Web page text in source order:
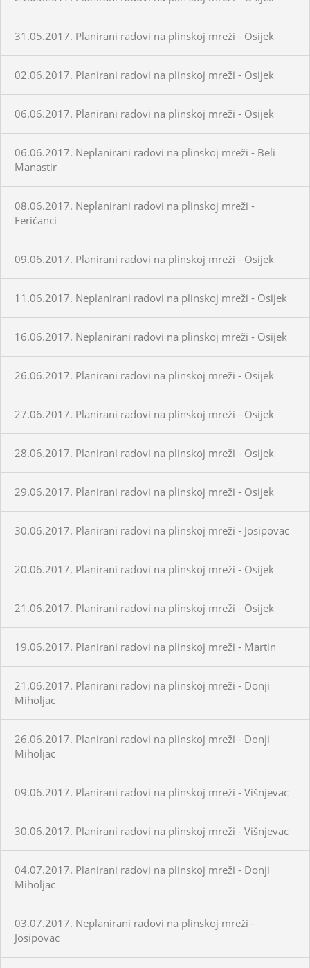
31.05.2017. Planirani radovi na plinskoj mreži - Osijek
02.06.2017. Planirani radovi na plinskoj mreži - Osijek
06.06.2017. Planirani radovi na plinskoj mreži - Osijek
06.06.2017. Neplanirani radovi na plinskoj mreži - Beli
Manastir
08.06.2017. Neplanirani radovi na plinskoj mreži -
Feričanci
09.06.2017. Planirani radovi na plinskoj mreži - Osijek
11.06.2017. Neplanirani radovi na plinskoj mreži - Osijek
16.06.2017. Neplanirani radovi na plinskoj mreži - Osijek
26.06.2017. Planirani radovi na plinskoj mreži - Osijek
27.06.2017. Planirani radovi na plinskoj mreži - Osijek
28.06.2017. Planirani radovi na plinskoj mreži - Osijek
29.06.2017. Planirani radovi na plinskoj mreži - Osijek
30.06.2017. Planirani radovi na plinskoj mreži - Josipovac
20.06.2017. Planirani radovi na plinskoj mreži - Osijek
21.06.2017. Planirani radovi na plinskoj mreži - Osijek
19.06.2017. Planirani radovi na plinskoj mreži - Martin
21.06.2017. Planirani radovi na plinskoj mreži - Donji
Miholjac
26.06.2017. Planirani radovi na plinskoj mreži - Donji
Miholjac
09.06.2017. Planirani radovi na plinskoj mreži - Višnjevac
30.06.2017. Planirani radovi na plinskoj mreži - Višnjevac
04.07.2017. Planirani radovi na plinskoj mreži - Donji
Miholjac
03.07.2017. Neplanirani radovi na plinskoj mreži -
Josipovac